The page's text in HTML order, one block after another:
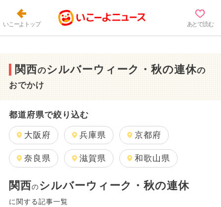
いこーよトップ あとで読む
関西のシルバーウィーク・秋の連休の
おでかけ
都道府県で絞り込む
大阪府 兵庫県 京都府
奈良県 滋賀県 和歌山県
関西のシルバーウィーク・秋の連休
に関する記事一覧